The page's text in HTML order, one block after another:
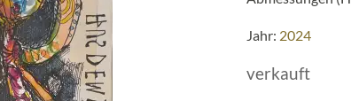
Jahr: 2024
verkauft